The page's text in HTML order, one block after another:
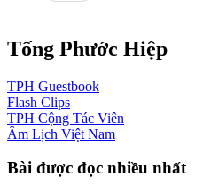
Tống Phước Hiệp
TPH Guestbook
Flash Clips
TPH Cộng Tác Viên
Âm Lịch Việt Nam
Bài được đọc nhiều nhất